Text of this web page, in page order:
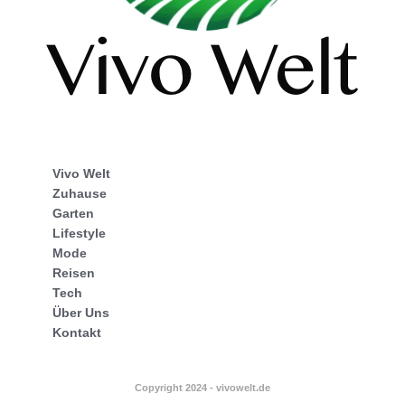
Vivo Welt
Zuhause
Garten
Lifestyle
Mode
Reisen
Tech
Über Uns
Kontakt
Copyright 2024 - vivowelt.de